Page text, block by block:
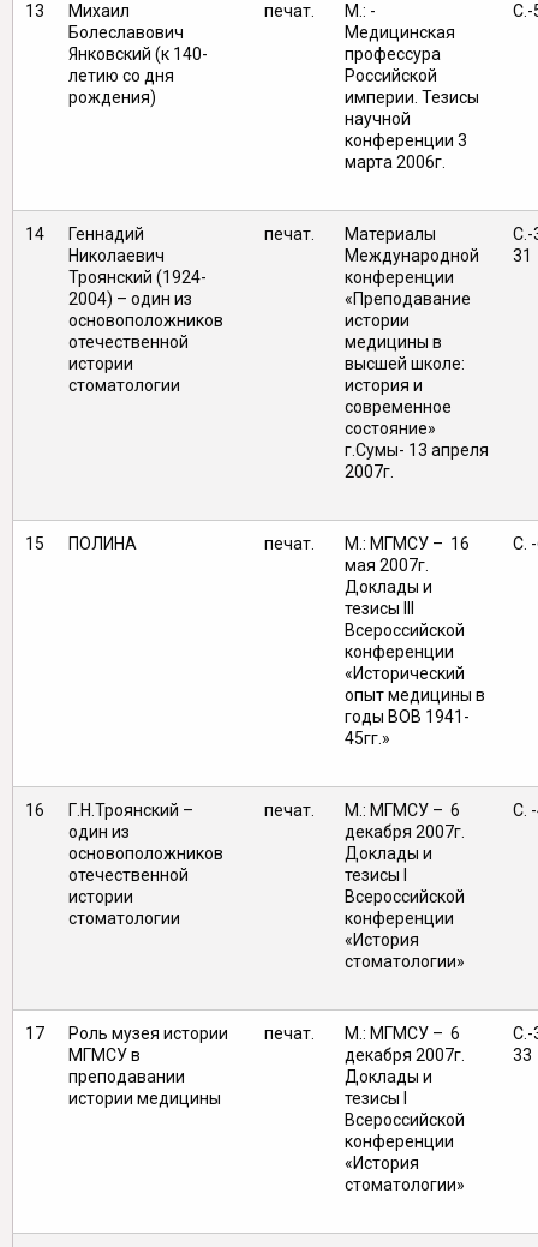
13
Михаил
Болеславович
Янковский (к 140-
летию со дня
рождения)
печат.
М.: -
Медицинская
профессура
Российской
империи. Тезисы
научной
конференции 3
марта 2006г.
С.-
14
Геннадий
Николаевич
Троянский (1924-
2004) – один из
основоположников
отечественной
истории
стоматологии
печат.
Материалы
Международной
конференции
«Преподавание
истории
медицины в
высшей школе:
история и
современное
состояние»
г.Сумы- 13 апреля
2007г.
С.-
31
15 ПОЛИНА печат.
М.: МГМСУ – 16
мая 2007г.
Доклады и
тезисы III
Всероссийской
конференции
«Исторический
опыт медицины в
годы ВОВ 1941-
45гг.»
C.
16
Г.Н.Троянский –
один из
основоположников
отечественной
истории
стоматологии
печат.
М.: МГМСУ – 6
декабря 2007г.
Доклады и
тезисы I
Всероссийской
конференции
«История
стоматологии»
С.
17
Роль музея истории
МГМСУ в
преподавании
истории медицины
печат.
М.: МГМСУ – 6
декабря 2007г.
Доклады и
тезисы I
Всероссийской
конференции
«История
стоматологии»
С.-
33